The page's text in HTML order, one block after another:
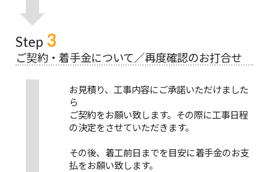
Step 3
ご契約・着手金について／再度確認のお打合せ
お見積り、工事内容にご承諾いただけました
ら
ご契約をお願い致します。その際に工事日程
の決定をさせていただきます。
その後、着工前日までを目安に着手金のお支
払をお願い致します。